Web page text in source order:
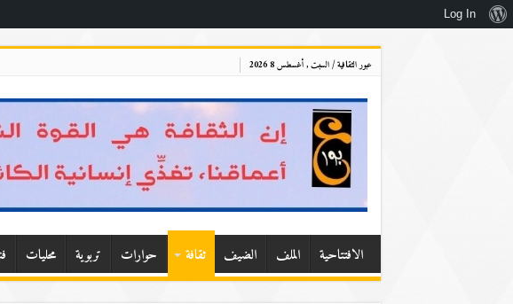
عبور الثقافية / السبت , أغسطس 8 2026
الافتتاحية الملف الضيف ثقافة حوارات تربوية محليات
نبذةLog In